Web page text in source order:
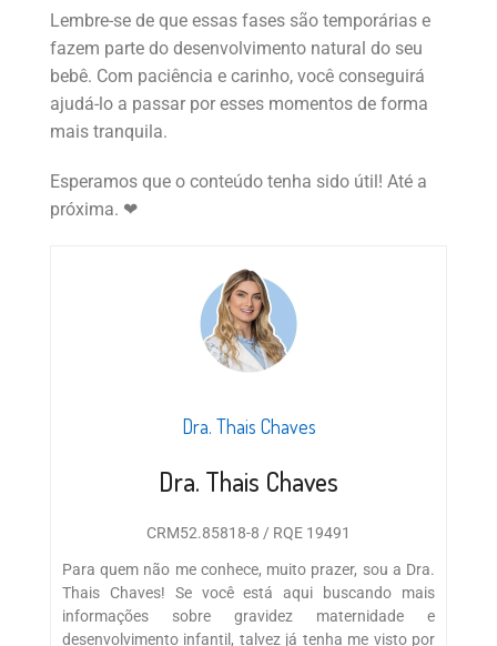
Lembre-se de que essas fases são temporárias e
fazem parte do desenvolvimento natural do seu
bebê. Com paciência e carinho, você conseguirá
ajudá-lo a passar por esses momentos de forma
mais tranquila.
Esperamos que o conteúdo tenha sido útil! Até a
próxima. ❤
Dra. Thais Chaves
Dra. Thais Chaves
CRM52.85818-8 / RQE 19491
Para quem não me conhece, muito prazer, sou a Dra.
Thais Chaves! Se você está aqui buscando mais
informações sobre gravidez maternidade e
desenvolvimento infantil, talvez já tenha me visto por